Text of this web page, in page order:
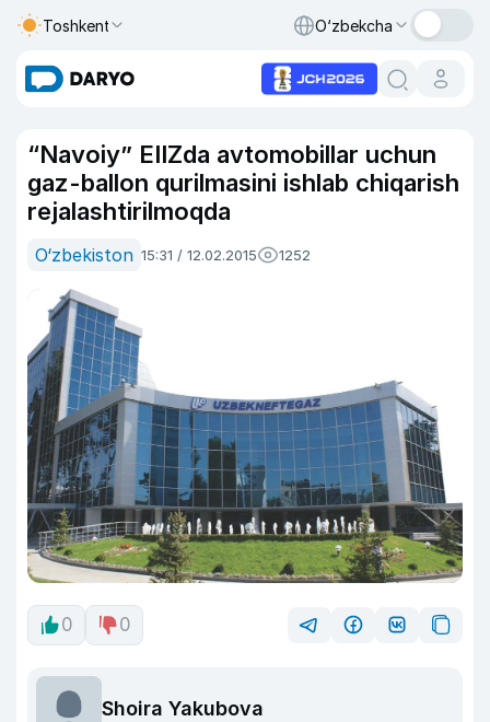
Toshkent O‘zbekcha
“Navoiy” EIIZda avtomobillar uchun
gaz-ballon qurilmasini ishlab chiqarish
rejalashtirilmoqda
O‘zbekiston 15:31 / 12.02.2015 1252
0 0
Shoira Yakubova